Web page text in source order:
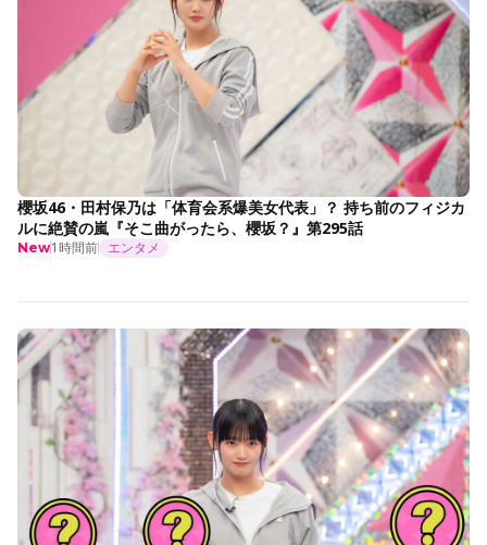
櫻坂46・田村保乃は「体育会系爆美女代表」？ 持ち前のフィジカ
ルに絶賛の嵐『そこ曲がったら、櫻坂？』第295話
New1時間前 エンタメ